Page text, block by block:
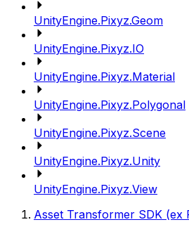
UnityEngine.Pixyz.Geom
UnityEngine.Pixyz.IO
UnityEngine.Pixyz.Material
UnityEngine.Pixyz.Polygonal
UnityEngine.Pixyz.Scene
UnityEngine.Pixyz.Unity
UnityEngine.Pixyz.View
Asset Transformer SDK (ex